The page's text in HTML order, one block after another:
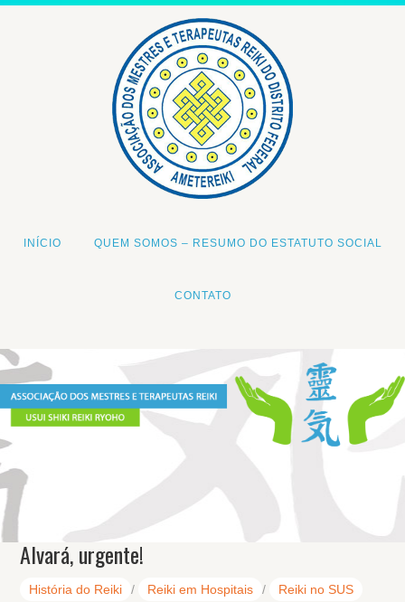
INÍCIO QUEM SOMOS – RESUMO DO ESTATUTO SOCIAL
CONTATO
Alvará, urgente!
História do Reiki / Reiki em Hospitais / Reiki no SUS